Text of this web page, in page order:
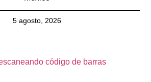
5 agosto, 2026